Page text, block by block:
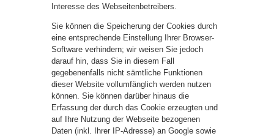
Interesse des Webseitenbetreibers.
Sie können die Speicherung der Cookies durch
eine entsprechende Einstellung Ihrer Browser-
Software verhindern; wir weisen Sie jedoch
darauf hin, dass Sie in diesem Fall
gegebenenfalls nicht sämtliche Funktionen
dieser Website vollumfänglich werden nutzen
können. Sie können darüber hinaus die
Erfassung der durch das Cookie erzeugten und
auf Ihre Nutzung der Webseite bezogenen
Daten (inkl. Ihrer IP-Adresse) an Google sowie